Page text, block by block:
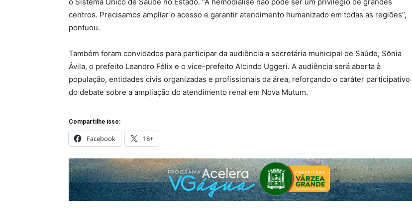
centros. Precisamos ampliar o acesso e garantir atendimento humanizado em todas as regiões”,
pontuou.
Também foram convidados para participar da audiência a secretária municipal de Saúde, Sônia
Ávila, o prefeito Leandro Félix e o vice-prefeito Alcindo Uggeri. A audiência será aberta à
população, entidades civis organizadas e profissionais da área, reforçando o caráter participativo
do debate sobre a ampliação do atendimento renal em Nova Mutum.
Compartilhe isso:
Facebook 18+